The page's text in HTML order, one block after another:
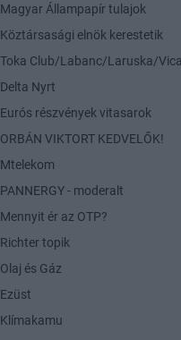
Magyar Állampapír tulajok
Köztársasági elnök kerestetik
Delta Nyrt
Eurós részvények vitasarok
ORBÁN VIKTORT KEDVELŐK!
Mtelekom
PANNERGY - moderalt
Mennyit ér az OTP?
Richter topik
Olaj és Gáz
Ezüst
Klímakamu